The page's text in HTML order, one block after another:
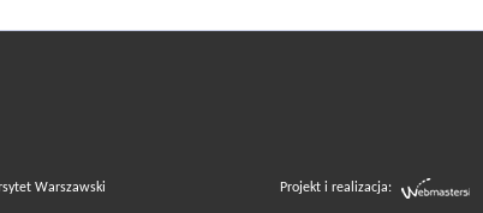
Warszawski Projekt i realizacja: